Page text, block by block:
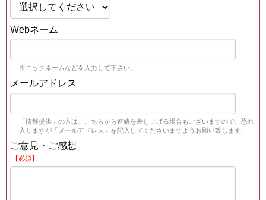
Webネーム
※ニックネームなどを入力して下さい。
メールアドレス
「情報提供」の方は、こちらから連絡を差し上げる場合もございますので、恐れ
入りますが「メールアドレス」を記入してくださいますようお願い致します。
ご意見・ご感想
【必須】